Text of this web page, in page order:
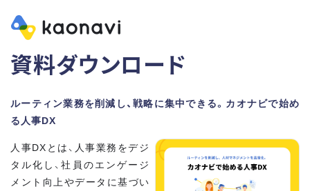
資料ダウンロード
ルーティン業務を削減し、戦略に集中できる。カオナビで始め
る人事DX
人事DXとは、人事業務をデジ
タル化し、社員のエンゲージ
メント向上やデータに基づい